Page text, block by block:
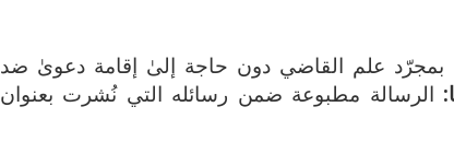
بمجرّد علم القاضي دون حاجة إلىٰ إقامة دعوىٰ ضد
الرسالة مطبوعة ضمن رسائله التي نُشرت بعنوان